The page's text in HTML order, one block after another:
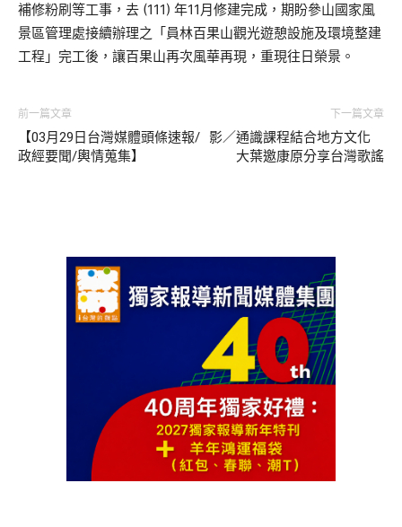
補修粉刷等工事，去 (111) 年11月修建完成，期盼參山國家風
景區管理處接續辦理之「員林百果山觀光遊憩設施及環境整建
工程」完工後，讓百果山再次風華再現，重現往日榮景。
前一篇文章
【03月29日台灣媒體頭條速報/
政經要聞/輿情蒐集】
下一篇文章
影／通識課程結合地方文化
大葉邀康原分享台灣歌謠